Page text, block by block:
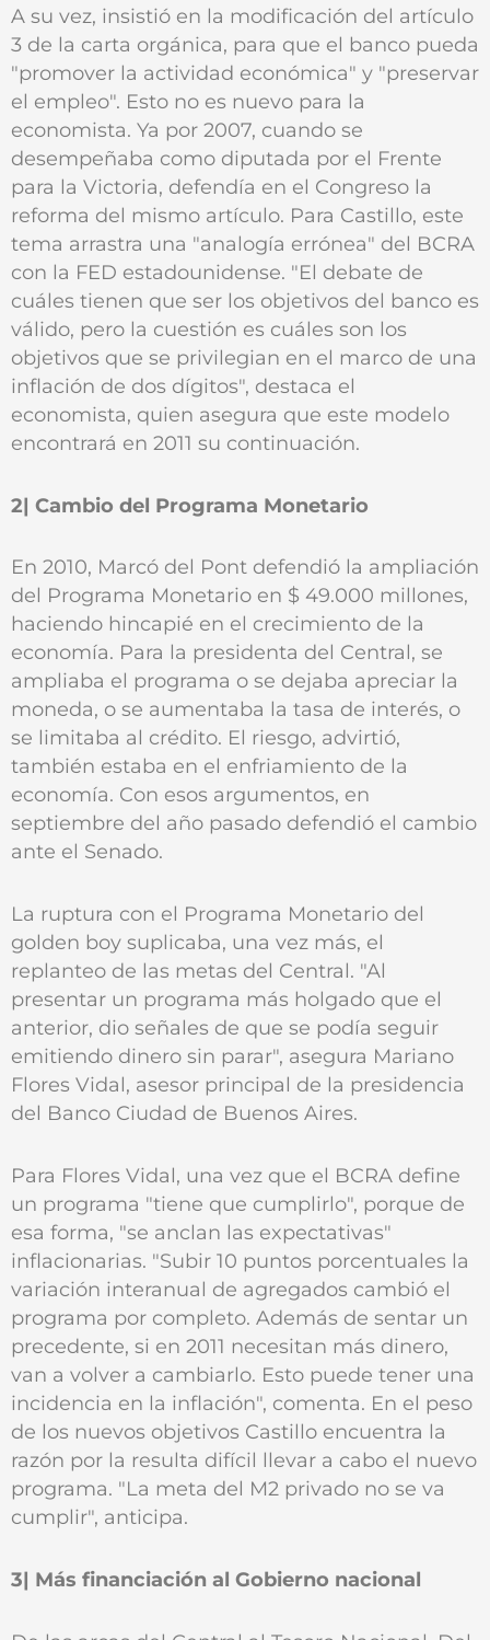
A su vez, insistió en la modificación del artículo
3 de la carta orgánica, para que el banco pueda
"promover la actividad económica" y "preservar
el empleo". Esto no es nuevo para la
economista. Ya por 2007, cuando se
desempeñaba como diputada por el Frente
para la Victoria, defendía en el Congreso la
reforma del mismo artículo. Para Castillo, este
tema arrastra una "analogía errónea" del BCRA
con la FED estadounidense. "El debate de
cuáles tienen que ser los objetivos del banco es
válido, pero la cuestión es cuáles son los
objetivos que se privilegian en el marco de una
inflación de dos dígitos", destaca el
economista, quien asegura que este modelo
encontrará en 2011 su continuación.
2| Cambio del Programa Monetario
En 2010, Marcó del Pont defendió la ampliación
del Programa Monetario en $ 49.000 millones,
haciendo hincapié en el crecimiento de la
economía. Para la presidenta del Central, se
ampliaba el programa o se dejaba apreciar la
moneda, o se aumentaba la tasa de interés, o
se limitaba al crédito. El riesgo, advirtió,
también estaba en el enfriamiento de la
economía. Con esos argumentos, en
septiembre del año pasado defendió el cambio
ante el Senado.
La ruptura con el Programa Monetario del
golden boy suplicaba, una vez más, el
replanteo de las metas del Central. "Al
presentar un programa más holgado que el
anterior, dio señales de que se podía seguir
emitiendo dinero sin parar", asegura Mariano
Flores Vidal, asesor principal de la presidencia
del Banco Ciudad de Buenos Aires.
Para Flores Vidal, una vez que el BCRA define
un programa "tiene que cumplirlo", porque de
esa forma, "se anclan las expectativas"
inflacionarias. "Subir 10 puntos porcentuales la
variación interanual de agregados cambió el
programa por completo. Además de sentar un
precedente, si en 2011 necesitan más dinero,
van a volver a cambiarlo. Esto puede tener una
incidencia en la inflación", comenta. En el peso
de los nuevos objetivos Castillo encuentra la
razón por la resulta difícil llevar a cabo el nuevo
programa. "La meta del M2 privado no se va
cumplir", anticipa.
3| Más financiación al Gobierno nacional